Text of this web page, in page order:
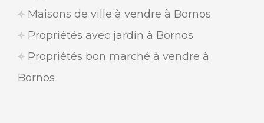
Maisons de ville à vendre à Bornos
Propriétés avec jardin à Bornos
Propriétés bon marché à vendre à
Bornos